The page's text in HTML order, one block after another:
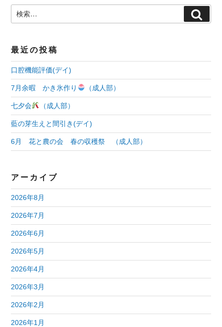
索
最近の投稿
口腔機能評価(デイ)
7月余暇 かき氷作り （成人部）
七夕会 （成人部）
藍の芽生えと間引き(デイ)
6月 花と農の会 春の収穫祭 （成人部）
アーカイブ
2026年8月
2026年7月
2026年6月
2026年5月
2026年4月
2026年3月
2026年2月
2026年1月